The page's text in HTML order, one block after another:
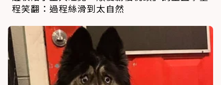
程笑翻：過程絲滑到太自然